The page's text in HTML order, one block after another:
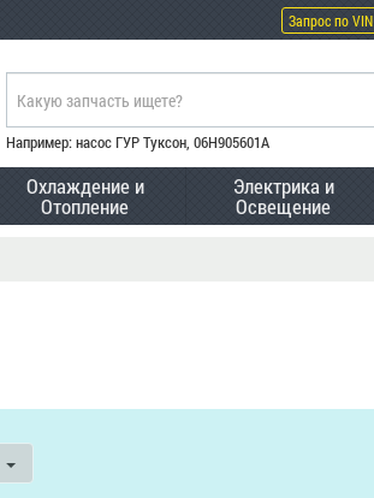
Запрос по VIN
Например: насос ГУР Туксон, 06H905601A
Охлаждение и
Отопление
Электрика и
Освещение